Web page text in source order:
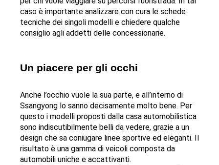
caso è importante analizzare con cura le schede
tecniche dei singoli modelli e chiedere qualche
consiglio agli addetti delle concessionarie.
Un piacere per gli occhi
Anche l’occhio vuole la sua parte, e all’interno di
Ssangyong lo sanno decisamente molto bene. Per
questo i modelli proposti dalla casa automobilistica
sono indiscutibilmente belli da vedere, grazie a un
design che sa coniugare linee sportive ed eleganti. Il
risultato è una gamma di veicoli composta da
automobili uniche e accattivanti.